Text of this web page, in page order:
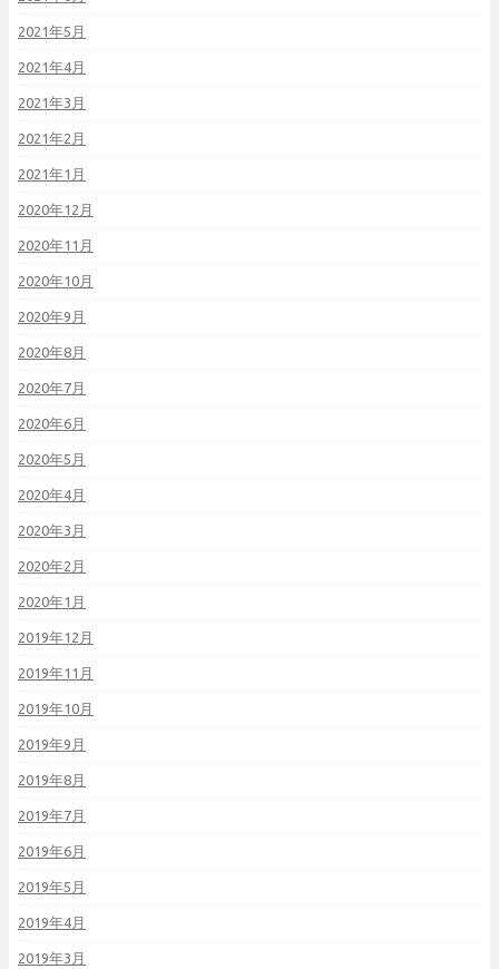
2021年5月
2021年4月
2021年3月
2021年2月
2021年1月
2020年12月
2020年11月
2020年10月
2020年9月
2020年8月
2020年7月
2020年6月
2020年5月
2020年4月
2020年3月
2020年2月
2020年1月
2019年12月
2019年11月
2019年10月
2019年9月
2019年8月
2019年7月
2019年6月
2019年5月
2019年4月
2019年3月